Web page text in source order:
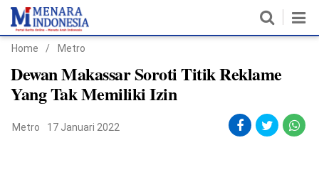
Nasional
Politik
Home / Metro
Dewan Makassar Soroti Titik Reklame
Yang Tak Memiliki Izin
Metro 17 Januari 2022